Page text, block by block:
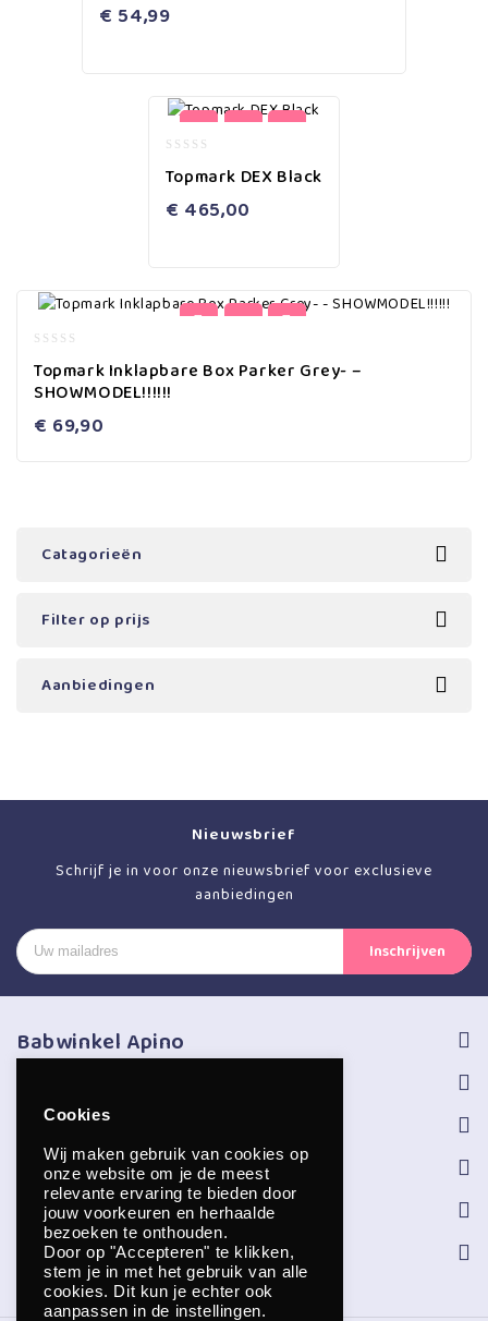
5
€ 54,99
out
5
Topmark DEX Black
€ 465,00
out
of
Topmark Inklapbare Box Parker Grey- –
SHOWMODEL!!!!!!
€ 69,90
Catagorieën
Filter op prijs
Aanbiedingen
Nieuwsbrief
Schrijf je in voor onze nieuwsbrief voor exclusieve
aanbiedingen
Babwinkel Apino
Informatie
Service
Openingstijden
Contact
Cookies
Wij maken gebruik van cookies op
onze website om je de meest
relevante ervaring te bieden door
jouw voorkeuren en herhaalde
bezoeken te onthouden.
Door op "Accepteren" te klikken,
stem je in met het gebruik van alle
cookies. Dit kun je echter ook
aanpassen in de instellingen.